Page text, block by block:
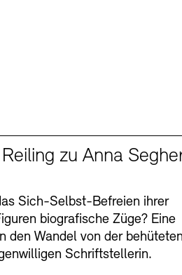
zu Anna
Sich-Selbst-Befreien ihrer
biografische Züge? Eine
den Wandel von der behüteten
Schriftstellerin.